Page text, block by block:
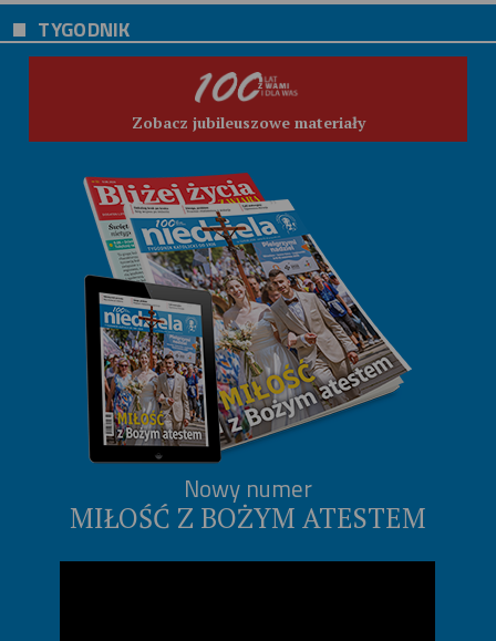
TYGODNIK
Zobacz jubileuszowe materiały
Nowy numer
MIŁOŚĆ Z BOŻYM ATESTEM